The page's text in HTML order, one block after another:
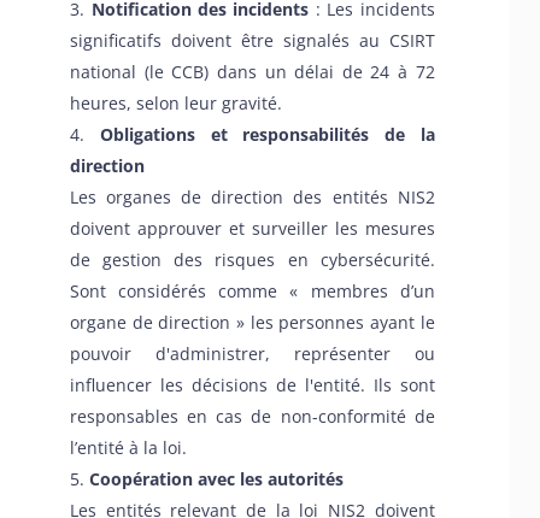
Notification des incidents : Les incidents
significatifs doivent être signalés au CSIRT
national (le CCB) dans un délai de 24 à 72
heures, selon leur gravité.
Obligations et responsabilités de la
direction
Les organes de direction des entités NIS2
doivent approuver et surveiller les mesures
de gestion des risques en cybersécurité.
Sont considérés comme « membres d’un
organe de direction » les personnes ayant le
pouvoir d'administrer, représenter ou
influencer les décisions de l'entité. Ils sont
responsables en cas de non-conformité de
l’entité à la loi.
Coopération avec les autorités
Les entités relevant de la loi NIS2 doivent